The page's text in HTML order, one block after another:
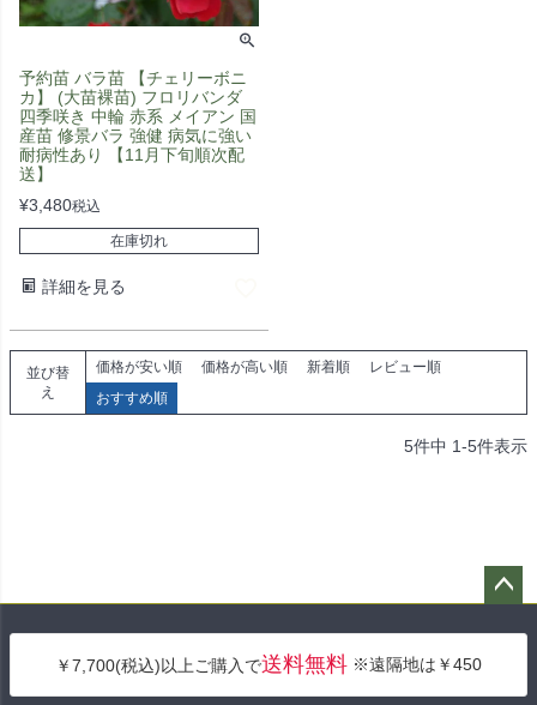
予約苗 バラ苗 【チェリーボニ
カ】 (大苗裸苗) フロリバンダ
四季咲き 中輪 赤系 メイアン 国
産苗 修景バラ 強健 病気に強い
耐病性あり 【11月下旬順次配
送】
¥3,480税込
在庫切れ
詳細を見る
並び替
え
価格が安い順 価格が高い順 新着順
レビュー順
おすすめ順
5件中 1-5件表示
へ
￥7,700(税込)以上ご購入で送料無料 ※遠隔地は￥450